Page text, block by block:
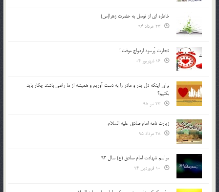
خاطره ای از توسل به حضرت زهرا(س)
تجارت پُرسود ازدواج موقت !
براي اينكه دل پدر و مادر را به دست آوريم و هميشه از ما راضي باشند چكار بايد
بكنيم؟
زیارت نامه امام صادق علیه السلام
مراسم شهادت امام صادق (ع) سال 93